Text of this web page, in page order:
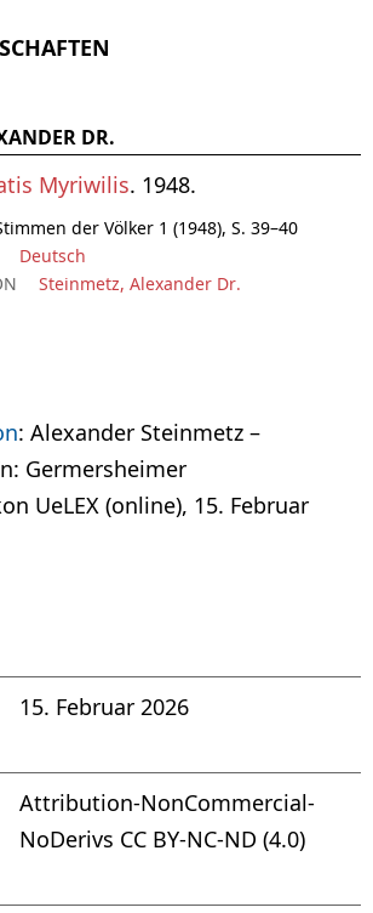
DR.
Myriwilis. 1948.
der Völker 1 (1948), S. 39–40
Deutsch
Steinmetz, Alexander Dr.
: Alexander Steinmetz –
Germersheimer
UeLEX (online), 15. Februar
15. Februar 2026
Attribution-NonCommercial-
NoDerivs CC BY-NC-ND (4.0)